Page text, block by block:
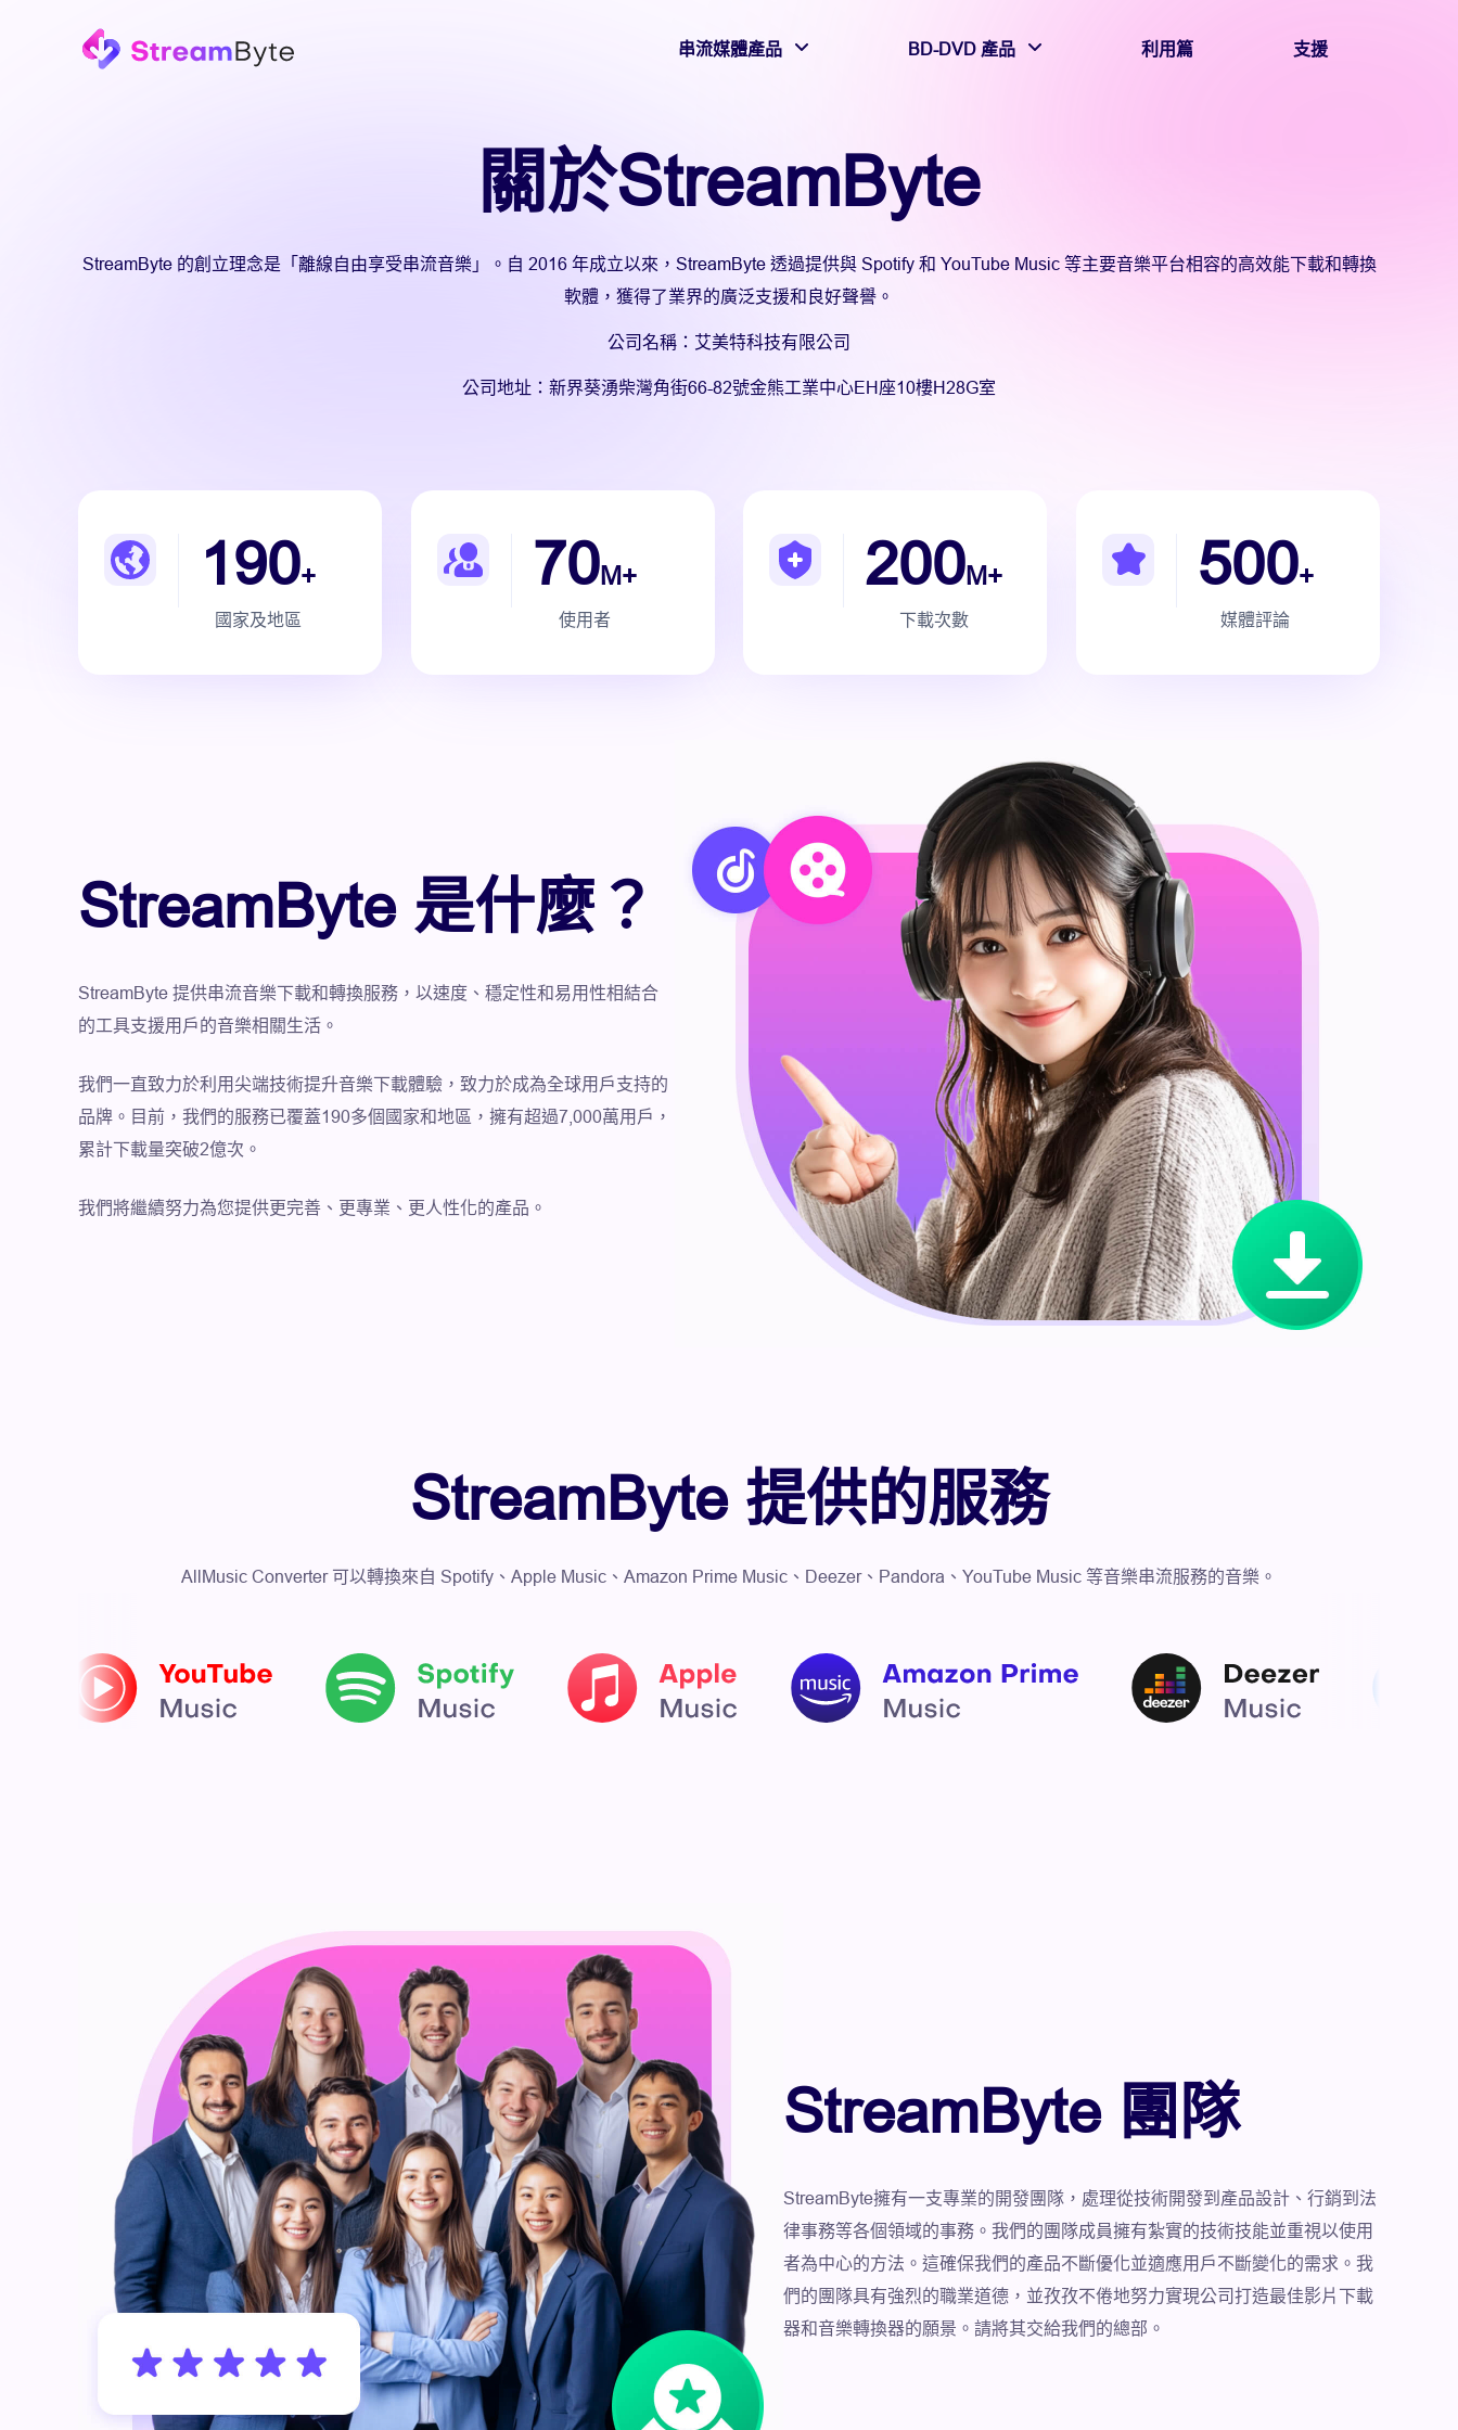
串流媒體產品 BD-DVD 產品 利用篇 支援
關於StreamByte
StreamByte 的創立理念是「離線自由享受串流音樂」。自 2016 年成立以來，StreamByte 透過提供與 Spotify 和 YouTube Music 等主要音樂平台相容的高效能下載和轉換
軟體，獲得了業界的廣泛支援和良好聲譽。
公司名稱：艾美特科技有限公司
公司地址：新界葵湧柴灣角街66-82號金熊工業中心EH座10樓H28G室
190+
國家及地區
70M+
使用者
200M+
下載次數
500+
媒體評論
StreamByte 是什麼？
StreamByte 提供串流音樂下載和轉換服務，以速度、穩定性和易用性相結合
的工具支援用戶的音樂相關生活。
我們一直致力於利用尖端技術提升音樂下載體驗，致力於成為全球用戶支持的
品牌。目前，我們的服務已覆蓋190多個國家和地區，擁有超過7,000萬用戶，
累計下載量突破2億次。
我們將繼續努力為您提供更完善、更專業、更人性化的產品。
StreamByte 提供的服務
AllMusic Converter 可以轉換來自 Spotify、Apple Music、Amazon Prime Music、Deezer、Pandora、YouTube Music 等音樂串流服務的音樂。
StreamByte 團隊
StreamByte擁有一支專業的開發團隊，處理從技術開發到產品設計、行銷到法
律事務等各個領域的事務。我們的團隊成員擁有紮實的技術技能並重視以使用
者為中心的方法。這確保我們的產品不斷優化並適應用戶不斷變化的需求。我
們的團隊具有強烈的職業道德，並孜孜不倦地努力實現公司打造最佳影片下載
器和音樂轉換器的願景。請將其交給我們的總部。